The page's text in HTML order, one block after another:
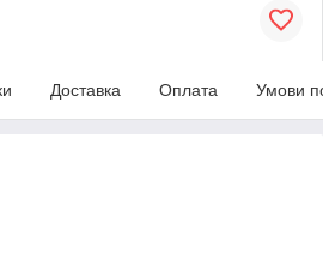
Доставка Оплата Умови